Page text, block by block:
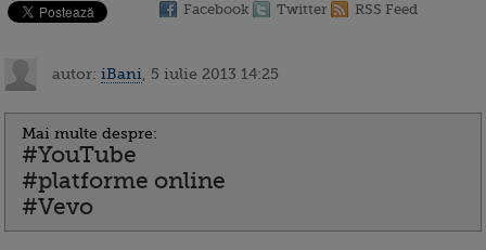
Facebook Twitter RSS Feed
autor: iBani , 5 iulie 2013 14:25
Mai multe despre:
#YouTube
#platforme online
#Vevo